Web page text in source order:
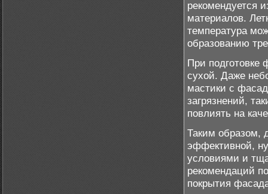
рекомендуется
материалов.
температура
образованию
При подготовке
сухой. Даже
мастики с
загрязнений,
повлиять на
Таким образом,
эффективной,
условиями и
рекомендаций
покрытия